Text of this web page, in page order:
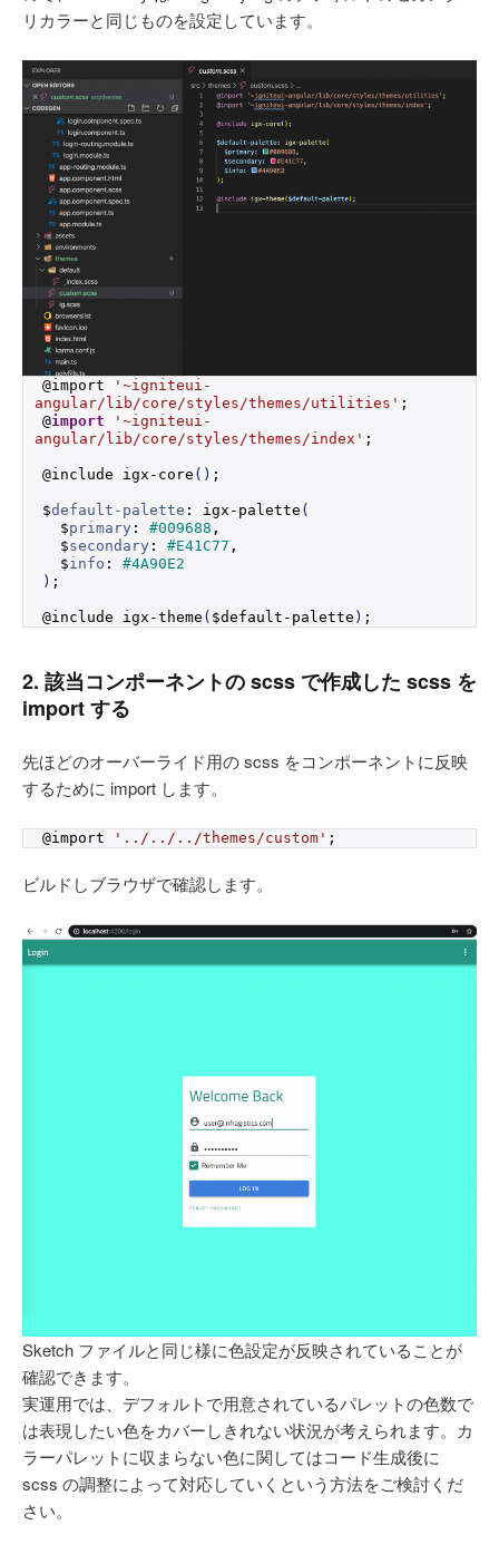
リカラーと同じものを設定しています。
@import
'~igniteui-
angular/lib/core/styles/themes/utilities' ;
@import
'~igniteui-
angular/lib/core/styles/themes/index' ;
@include igx-core () ;
$default-palette : igx-palette (
  $
primary : #009688 ,
  $
secondary : #E41C77 ,
  $
info : #4A90E2
) ;
@include igx-theme ( $default-palette ) ;
2. 該当コンポーネントの scss で作成した scss を
import する
先ほどのオーバーライド用の scss をコンポーネントに反映
するために import します。
@import '../../../themes/custom' ;
ビルドしブラウザで確認します。
Sketch ファイルと同じ様に色設定が反映されていることが
確認できます。
実運用では、デフォルトで用意されているパレットの色数で
は表現したい色をカバーしきれない状況が考えられます。カ
ラーパレットに収まらない色に関してはコード生成後に
scss の調整によって対応していくという方法をご検討くだ
さい。